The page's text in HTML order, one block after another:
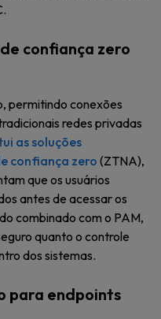
confiança zero
permitindo conexões
redes privadas
as soluções
confiança zero (ZTNA),
que os usuários
antes de acessar os
combinado com o PAM,
quanto o controle
dos sistemas.
para endpoints